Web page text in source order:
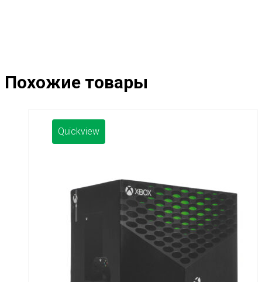
Похожие товары
Quickview